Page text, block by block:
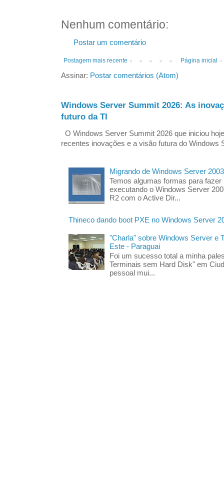
Nenhum comentário:
Postar um comentário
Postagem mais recente Página inicial
Assinar: Postar comentários (Atom)
Windows Server Summit 2026: As
futuro da TI
O Windows Server Summit 2026 que iniciou
recentes inovações e a visão futura do Windows
Migrando de Windows Server
Temos algumas formas para
executando o Windows Server
R2 com o Active Dir...
Thineco dando boot PXE no Windows Server
"Charla" sobre Windows Server e
Este - Paraguai
Foi um sucesso total a minha
Terminais sem Hard Disk" em
pessoal mui...